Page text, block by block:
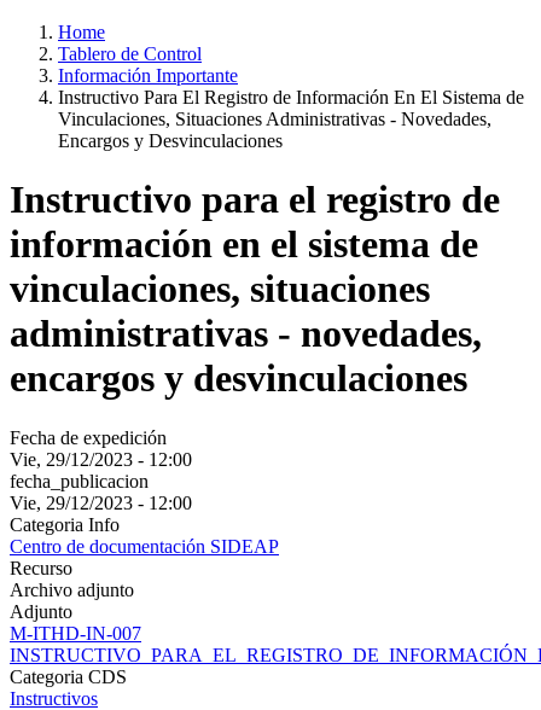
Home
Tablero de Control
Información Importante
Instructivo Para El Registro de Información En El Sistema de
Vinculaciones, Situaciones Administrativas - Novedades,
Encargos y Desvinculaciones
Instructivo para el registro de
información en el sistema de
vinculaciones, situaciones
administrativas - novedades,
encargos y desvinculaciones
Fecha de expedición
Vie, 29/12/2023 - 12:00
fecha_publicacion
Vie, 29/12/2023 - 12:00
Categoria Info
Centro de documentación SIDEAP
Recurso
Archivo adjunto
Adjunto
M-ITHD-IN-007
Categoria CDS
Instructivos